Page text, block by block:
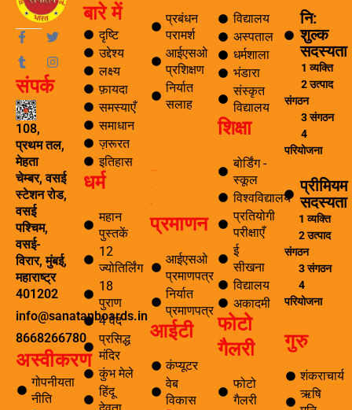
F
a
c
e
b
o
o
k
-
f
T
w
i
t
t
T
u
m
b
l
r
I
n
s
t
a
m
संपर्क
108,
प्रथम तल,
मेहता
चेम्बर, वसई
स्टेशन रोड,
वसई
पश्चिम,
वसई-
विरार, मुंबई,
महाराष्ट्र
401202
info@sanatanboards.in
8668266780
अस्वीकरण
गोपनीयता
नीति
बारे में
दृष्टि
उद्देश्य
लक्ष्य
फ़ायदा
समस्याएँ
समाधान
ज़रूरत
इतिहास
धर्म
महान
पुस्तकें
12
ज्योतिर्लिंग
18
पुराण
4 वेद
प्रसिद्ध
मंदिर
कुंभ मेले
हिंदू
प्रबंधन
परामर्श
आईएसओ
प्रशिक्षण
निर्यात
सलाह
प्रमाणन
आईएसओ
प्रमाणपत्र
निर्यात
प्रमाणपत्र
आईटी
कंप्यूटर
वेब
विकास
विद्यालय
अस्पताल
धर्मशाला
भंडारा
संस्कृत
विद्यालय
शिक्षा
बोर्डिंग -
स्कूल
विश्वविद्यालय
प्रतियोगी
परीक्षाएँ
ई
सीखना
विद्यालय
अकादमी
फोटो
गैलरी
फोटो
गैलरी
नि:
शुल्क
सदस्यता
1 व्यक्ति
2 उत्पाद
संगठन
3 संगठन
4
परियोजना
प्रीमियम
सदस्यता
1 व्यक्ति
2 उत्पाद
संगठन
3 संगठन
4
परियोजना
गुरु
शंकराचार्य
ऋषि